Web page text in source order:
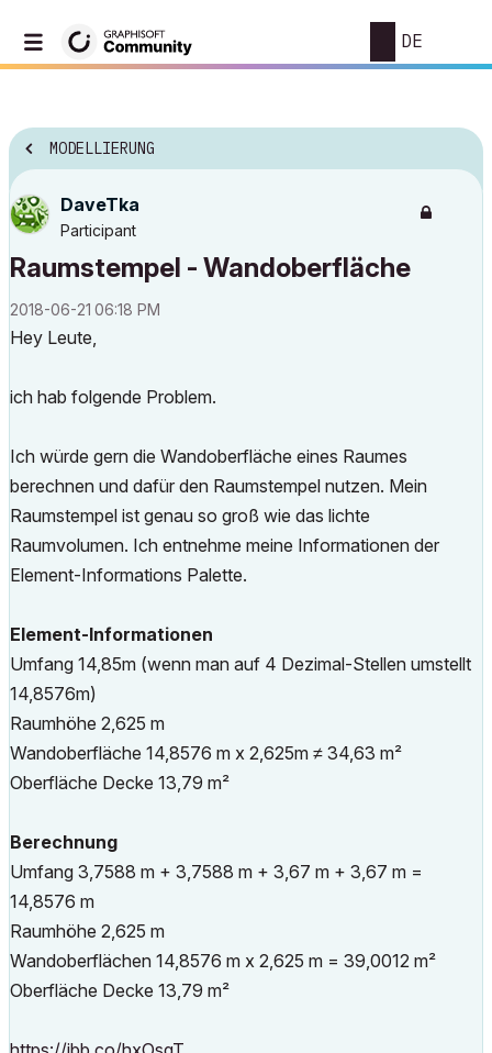
DE
MODELLIERUNG
DaveTka
Participant
Raumstempel - Wandoberfläche
‎2018-06-21 06:18 PM
Hey Leute,
ich hab folgende Problem.
Ich würde gern die Wandoberfläche eines Raumes
berechnen und dafür den Raumstempel nutzen. Mein
Raumstempel ist genau so groß wie das lichte
Raumvolumen. Ich entnehme meine Informationen der
Element-Informations Palette.
Element-Informationen
Umfang 14,85m (wenn man auf 4 Dezimal-Stellen umstellt
14,8576m)
Raumhöhe 2,625 m
Wandoberfläche 14,8576 m x 2,625m ≠ 34,63 m²
Oberfläche Decke 13,79 m²
Berechnung
Umfang 3,7588 m + 3,7588 m + 3,67 m + 3,67 m =
14,8576 m
Raumhöhe 2,625 m
Wandoberflächen 14,8576 m x 2,625 m = 39,0012 m²
Oberfläche Decke 13,79 m²